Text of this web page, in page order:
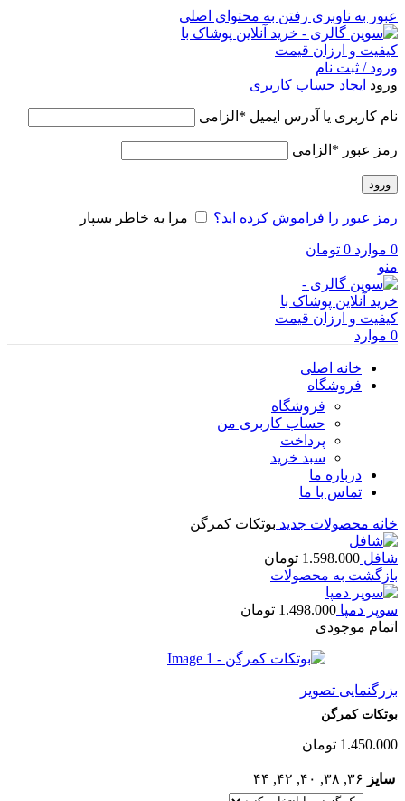
عبور به ناوبری رفتن به محتوای اصلی
ورود / ثبت نام
ورود ایجاد حساب کاربری
نام کاربری یا آدرس ایمیل * الزامی
رمز عبور * الزامی
ورود
رمز عبور را فراموش کرده اید؟ مرا به خاطر بسپار
0 موارد 0 تومان
منو
0 موارد
خانه اصلی
فروشگاه
فروشگاه
حساب کاربری من
پرداخت
سبد خرید
درباره ما
تماس با ما
خانه محصولات جدید بوتکات کمرگن
شافل 1.598.000 تومان
بازگشت به محصولات
سوپر دمپا 1.498.000 تومان
اتمام موجودی
بزرگنمایی تصویر
بوتکات کمرگن
1.450.000 تومان
سایز ۳۶, ۳۸, ۴۰, ۴۲, ۴۴